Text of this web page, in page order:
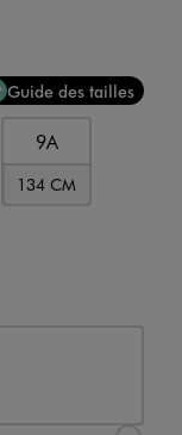
Guide des tailles
9A
134 CM